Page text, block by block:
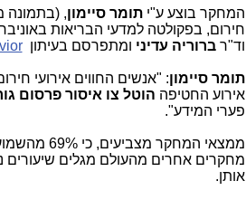
המחקר בוצע ע"יתומר סיימון, (בתמונה
חירום, בפקולטה למדעי הבריאות
וד"ר ברוריה עדיני ומתפרסם בעיתון
תומר סיימון: "אנשים החווים אירועי
אירוע החטיפה הוטל צו איסור פרסום
פערי המידע".
ממצאי
מחקרים אחרים מהעולם מגלים שיעורים
אותן.